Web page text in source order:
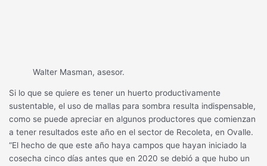
Walter Masman, asesor.
Si lo que se quiere es tener un huerto productivamente
sustentable, el uso de mallas para sombra resulta indispensable,
como se puede apreciar en algunos productores que comienzan
a tener resultados este año en el sector de Recoleta, en Ovalle.
“El hecho de que este año haya campos que hayan iniciado la
cosecha cinco días antes que en 2020 se debió a que hubo un